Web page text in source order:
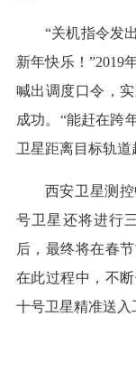
“关机指令发
新年快乐！”2019
喊出调度口令，
成功。“能赶在跨
卫星距离目标轨道
西安卫星测
号卫星还将进行
后，最终将在春
在此过程中，不
十号卫星精准送入